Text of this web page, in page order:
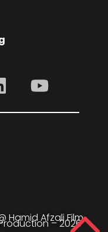
Hamid Afzali Film
– 2026